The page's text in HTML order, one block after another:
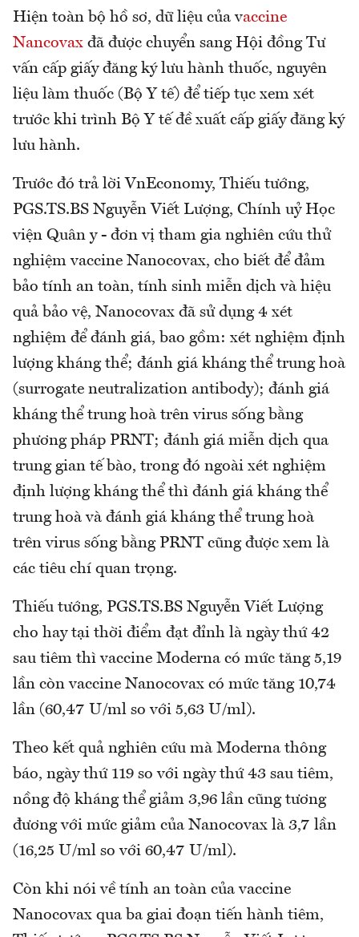
Hiện toàn bộ hồ sơ, dữ liệu của vaccine
Nancovax đã được chuyển sang Hội đồng Tư
vấn cấp giấy đăng ký lưu hành thuốc, nguyên
liệu làm thuốc (Bộ Y tế) để tiếp tục xem xét
trước khi trình Bộ Y tế đề xuất cấp giấy đăng ký
lưu hành.
Trước đó trả lời VnEconomy, Thiếu tướng,
PGS.TS.BS Nguyễn Viết Lượng, Chính uỷ Học
viện Quân y - đơn vị tham gia nghiên cứu thử
nghiệm vaccine Nanocovax, cho biết để đảm
bảo tính an toàn, tính sinh miễn dịch và hiệu
quả bảo vệ, Nanocovax đã sử dụng 4 xét
nghiệm để đánh giá, bao gồm: xét nghiệm định
lượng kháng thể; đánh giá kháng thể trung hoà
(surrogate neutralization antibody); đánh giá
kháng thể trung hoà trên virus sống bằng
phương pháp PRNT; đánh giá miễn dịch qua
trung gian tế bào, trong đó ngoài xét nghiệm
định lượng kháng thể thì đánh giá kháng thể
trung hoà và đánh giá kháng thể trung hoà
trên virus sống bằng PRNT cũng được xem là
các tiêu chí quan trọng.
Thiếu tướng, PGS.TS.BS Nguyễn Viết Lượng
cho hay tại thời điểm đạt đỉnh là ngày thứ 42
sau tiêm thì vaccine Moderna có mức tăng 5,19
lần còn vaccine Nanocovax có mức tăng 10,74
lần (60,47 U/ml so với 5,63 U/ml).
Theo kết quả nghiên cứu mà Moderna thông
báo, ngày thứ 119 so với ngày thứ 43 sau tiêm,
nồng độ kháng thể giảm 3,96 lần cũng tương
đương với mức giảm của Nanocovax là 3,7 lần
(16,25 U/ml so với 60,47 U/ml).
Còn khi nói về tính an toàn của vaccine
Nanocovax qua ba giai đoạn tiến hành tiêm,